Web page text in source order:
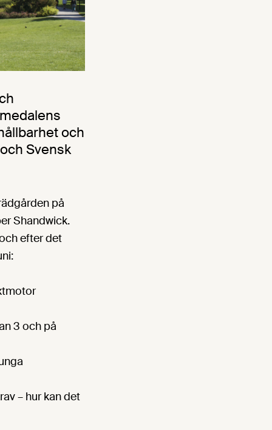
och
Svensk
på
Shandwick.
efter det
3 och på
– hur kan det